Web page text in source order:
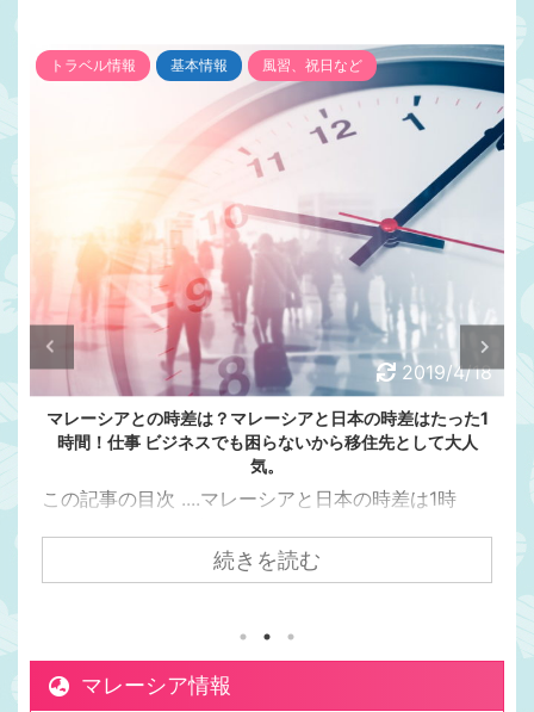
トラベル情報 基本情報 風習、祝日など
2019/4/18
マレーシアとの時差は？マレーシアと日本の時差はたった1
時間！仕事 ビジネスでも困らないから移住先として大人
気。
この記事の目次 ....マレーシアと日本の時差は1時
アラルンプールまで飛行機で7時間かかるけど時差は
1時間。マレーシアが移住先として人気の理由は時差
絡を取りやすい時差。移住して日本と仕事をしてい
る人もたくさんいる理由。ビジネスでリアルタイム
に連絡が取れるのは利点。ミーティングの時間も決
続きを読む
マレーシア情報